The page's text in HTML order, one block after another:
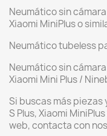
Neumático sin
Xiaomi MiniPlus o
Neumático tubeless
Neumático sin
Xiaomi Mini Plus /
Si buscas más
S Plus, Xiaomi
web, contacta con